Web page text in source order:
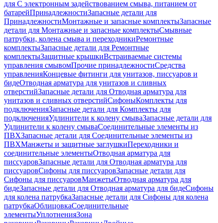
для С электронным задействованием смыва, питанием от
батарейПринадлежностиЗапасные детали для
ПринадлежностиМонтажные и запасные комплектыЗапасные
детали для Монтажные и запасные комплектыСмывные
патрубки, колена смыва и переходникиРемонтные
комплектыЗапасные детали для Ремонтные
комплектыЗащитные крышкиВстраиваемые системы
управления смывомПрочие принадлежностиСредства
управленияКонцевые фитинги для унитазов, писсуаров и
бидеОтводная арматура для унитазов и сливных
отверстийЗапасные детали для Отводная арматура для
унитазов и сливных отверстийСифоныКомплекты для
подключенияЗапасные детали для Комплекты для
подключенияУдлинители к колену смываЗапасные детали для
Удлинители к колену смываСоединительные элементы из
ПВХЗапасные детали для Соединительные элементы из
ПВХМанжеты и защитные заглушкиПереходники и
соединительные элементыОтводная арматура для
писсуаровЗапасные детали для Отводная арматура для
писсуаровCифоны для писсуаровЗапасные детали для
Cифоны для писсуаровМанжетыОтводная арматура для
бидеЗапасные детали для Отводная арматура для бидеСифоны
для колена патрубкаЗапасные детали для Сифоны для колена
патрубкаОблицовкаСоединительные
элементыУплотненияЗона